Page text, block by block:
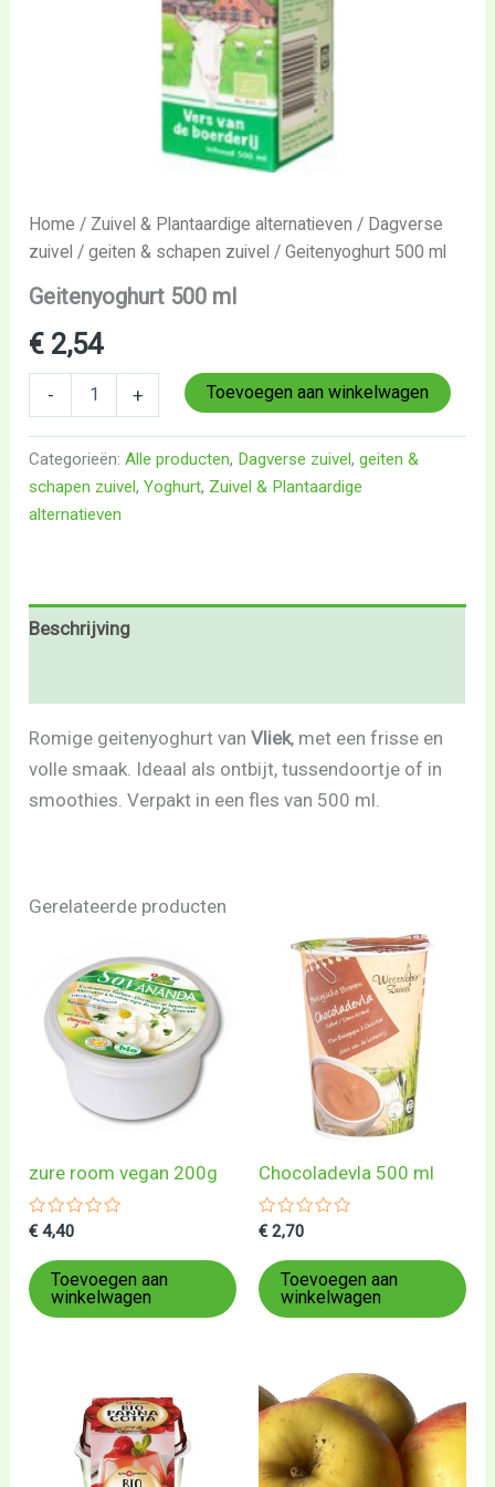
Home / Zuivel & Plantaardige alternatieven / Dagverse
zuivel /geiten & schapen zuivel / Geitenyoghurt 500 ml
Geitenyoghurt 500 ml
€ 2,54
- + Toevoegen aan winkelwagen
Categorieën:Alle producten, Dagverse zuivel,geiten &
schapen zuivel,Yoghurt, Zuivel & Plantaardige
alternatieven
Beschrijving
Romige geitenyoghurt vanVliek, met een frisse en
volle smaak. Ideaal als ontbijt, tussendoortje of in
smoothies. Verpakt in een fles van 500 ml.
Gerelateerde producten
zure room vegan 200g
Gewaardeerd
uit
5
€ 4,40
Toevoegen aan
winkelwagen
Chocoladevla 500 ml
Gewaardeerd
uit
5
€ 2,70
Toevoegen aan
winkelwagen